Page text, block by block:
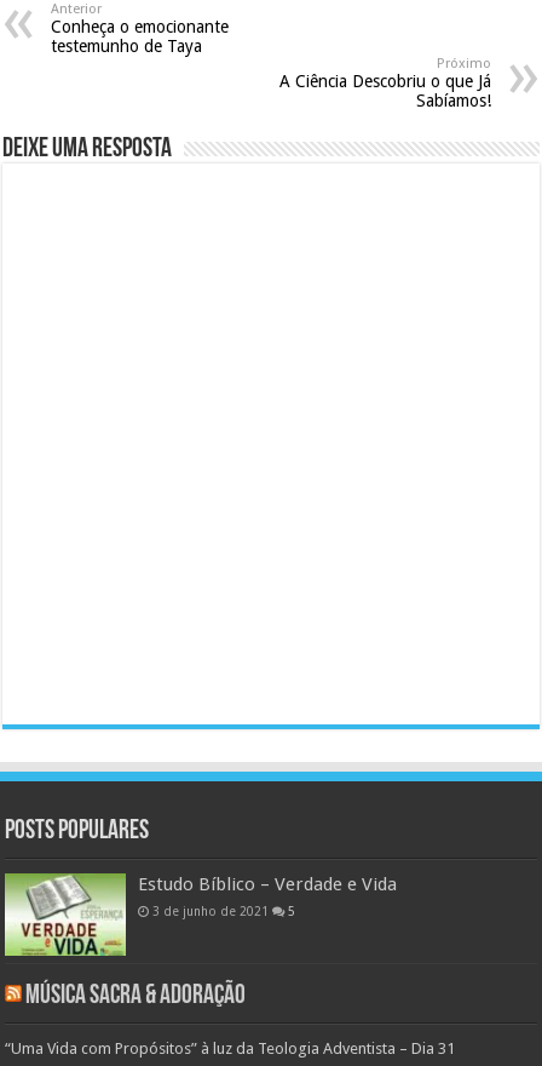
Anterior
Conheça o emocionante
testemunho de Taya
Próximo
A Ciência Descobriu o que Já
Sabíamos!
Deixe uma resposta
Posts populares
Estudo Bíblico – Verdade e Vida
3 de junho de 2021 5
Música Sacra & Adoração
“Uma Vida com Propósitos” à luz da Teologia Adventista – Dia 31